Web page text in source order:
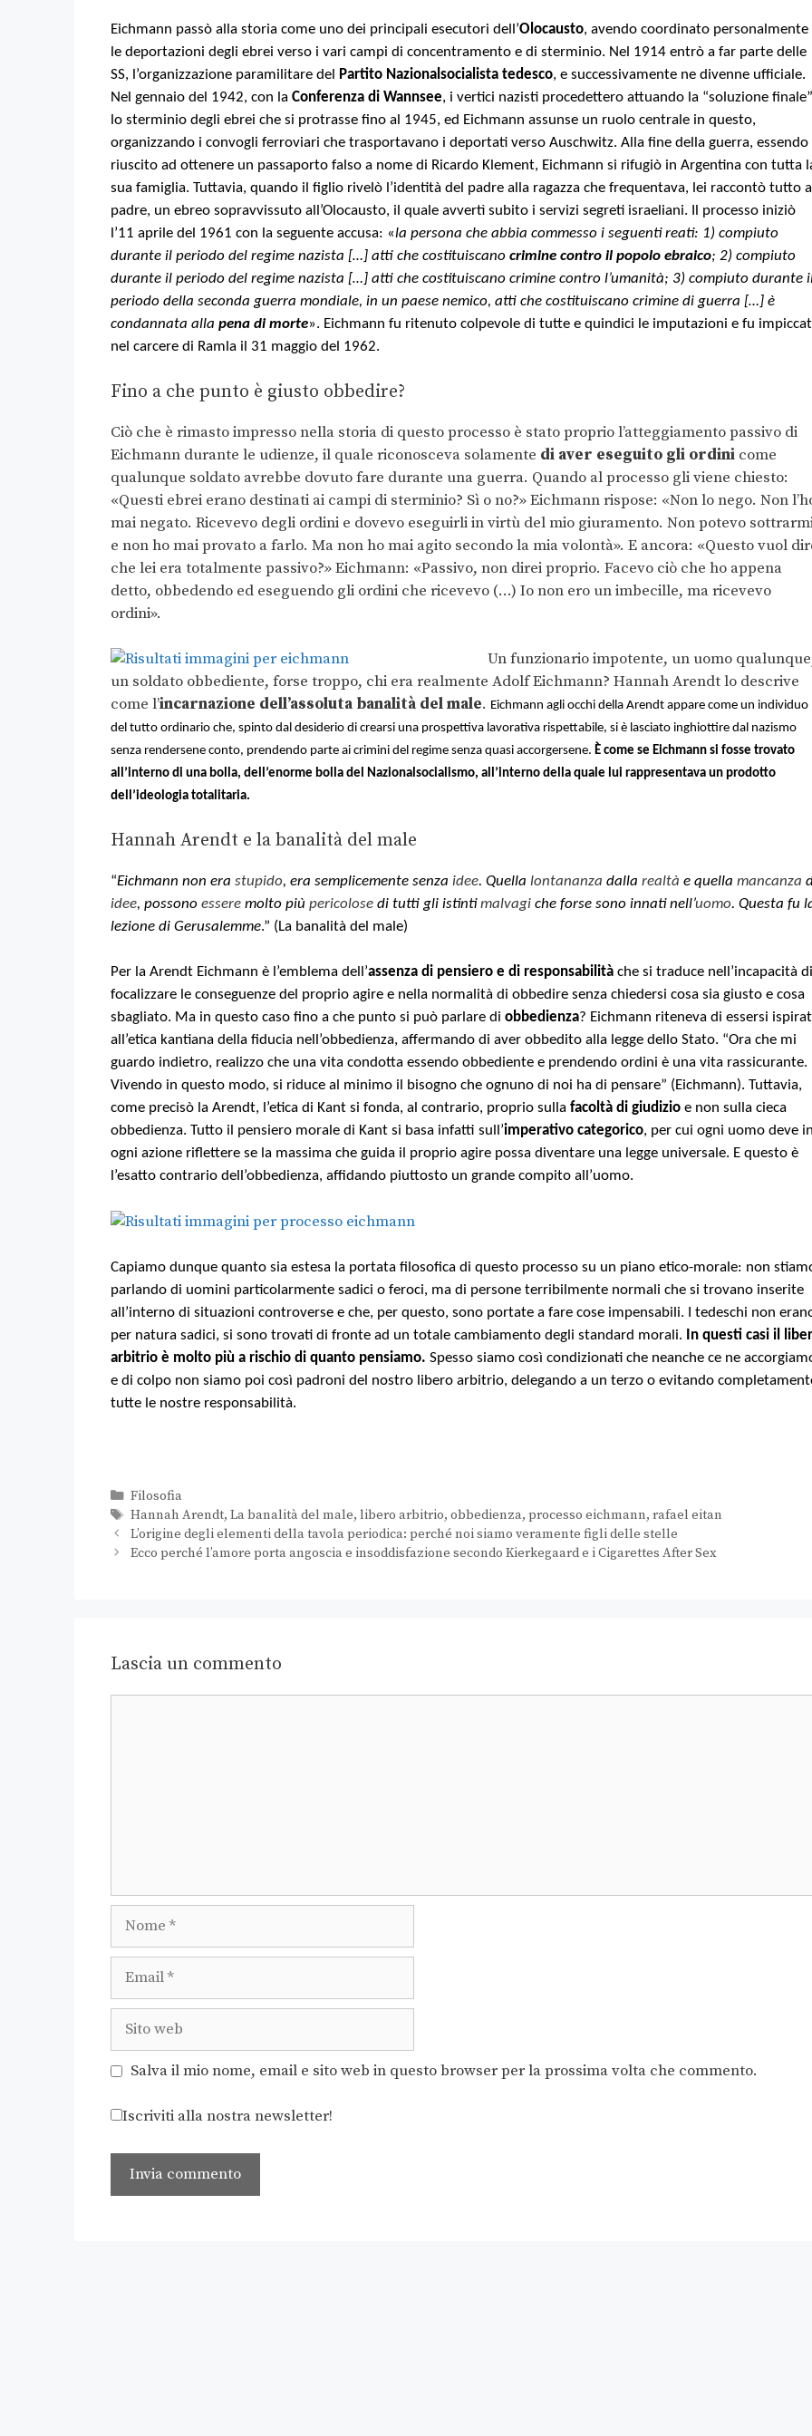
Eichmann passò alla storia come uno dei principali esecutori dell’Olocausto, avendo coordinato personalmente
le deportazioni degli ebrei verso i vari campi di concentramento e di sterminio. Nel 1914 entrò a far parte delle
SS, l’organizzazione paramilitare del
Partito Nazionalsocialista tedesco, e successivamente ne divenne ufficiale.
Nel gennaio del 1942, con la Conferenza di Wannsee, i vertici nazisti procedettero attuando la “soluzione
lo sterminio degli ebrei che si protrasse fino al 1945, ed Eichmann assunse un ruolo centrale in questo,
organizzando i convogli ferroviari che trasportavano i deportati verso Auschwitz. Alla fine della guerra, essendo
riuscito ad ottenere un passaporto falso a nome di Ricardo Klement, Eichmann si rifugiò in Argentina con tutta
sua famiglia. Tuttavia, quando il figlio rivelò l’identità del padre alla ragazza che frequentava, lei raccontò tutto al
padre, un ebreo sopravvissuto all’Olocausto, il quale avvertì subito i servizi segreti israeliani. Il processo iniziò
l’11 aprile del 1961 con la seguente accusa: «la persona che abbia commesso i seguenti reati: 1) compiuto
durante il periodo del regime nazista […] atti che costituiscano crimine contro il popolo ebraico; 2) compiuto
durante il periodo del regime nazista […] atti che costituiscano crimine contro l’umanità; 3) compiuto durante
periodo della seconda guerra mondiale, in un paese nemico, atti che costituiscano crimine di guerra […] è
condannata alla pena di morte». Eichmann fu ritenuto colpevole di tutte e quindici le imputazioni e fu
nel carcere di Ramla il 31 maggio del 1962.
Fino a che punto è giusto obbedire?
Ciò che è rimasto impresso nella storia di questo processo è stato proprio l’atteggiamento passivo di
Eichmann durante le udienze, il quale riconosceva solamente di aver eseguito gli ordini come
qualunque soldato avrebbe dovuto fare durante una guerra. Quando al processo gli viene chiesto:
«Questi ebrei erano destinati ai campi di sterminio? Sì o no?» Eichmann rispose: «Non lo nego. Non
mai negato. Ricevevo degli ordini e dovevo eseguirli in virtù del mio giuramento. Non potevo
e non ho mai provato a farlo. Ma non ho mai agito secondo la mia volontà». E ancora: «Questo vuol
che lei era totalmente passivo?» Eichmann: «Passivo, non direi proprio. Facevo ciò che ho appena
detto, obbedendo ed eseguendo gli ordini che ricevevo (…) Io non ero un imbecille, ma ricevevo
ordini».
Un funzionario impotente, un uomo
un soldato obbediente, forse troppo, chi era realmente Adolf Eichmann? Hannah Arendt lo descrive
come l’incarnazione dell’assoluta banalità del male. Eichmann agli occhi della Arendt appare come un individuo
del tutto ordinario che, spinto dal desiderio di crearsi una prospettiva lavorativa rispettabile, si è lasciato inghiottire dal nazismo
senza rendersene conto, prendendo parte ai crimini del regime senza quasi accorgersene. È come se Eichmann si fosse trovato
all’interno di una bolla, dell’enorme bolla del Nazionalsocialismo, all’interno della quale lui rappresentava un prodotto
dell’ideologia totalitaria.
Hannah Arendt e la banalità del male
“Eichmann non era stupido, era semplicemente senza idee. Quella lontananza dalla realtà e quella mancanza
idee, possono essere molto più pericolose di tutti gli istintimalvagi che forse sono innati nell’uomo. Questa fu
lezione di Gerusalemme.” (La banalità del male)
Per la Arendt Eichmann è l’emblema dell’assenza di pensiero e di responsabilità che si traduce nell’incapacità di
focalizzare le conseguenze del proprio agire e nella normalità di obbedire senza chiedersi cosa sia giusto e cosa
sbagliato. Ma in questo caso fino a che punto si può parlare di obbedienza? Eichmann riteneva di essersi
all’etica kantiana della fiducia nell’obbedienza, affermando di aver obbedito alla legge dello Stato. “Ora che mi
guardo indietro, realizzo che una vita condotta essendo obbediente e prendendo ordini è una vita rassicurante.
Vivendo in questo modo, si riduce al minimo il bisogno che ognuno di noi ha di pensare” (Eichmann). Tuttavia,
come precisò la Arendt, l’etica di Kant si fonda, al contrario, proprio sulla facoltà di giudizio e non sulla cieca
obbedienza. Tutto il pensiero morale di Kant si basa infatti sull’imperativo categorico, per cui ogni uomo deve in
ogni azione riflettere se la massima che guida il proprio agire possa diventare una legge universale. E questo è
l’esatto contrario dell’obbedienza, affidando piuttosto un grande compito all’uomo.
Capiamo dunque quanto sia estesa la portata filosofica di questo processo su un piano etico-morale: non
parlando di uomini particolarmente sadici o feroci, ma di persone terribilmente normali che si trovano inserite
all’interno di situazioni controverse e che, per questo, sono portate a fare cose impensabili. I tedeschi non
per natura sadici, si sono trovati di fronte ad un totale cambiamento degli standard morali.
In questi casi il
arbitrio è molto più a rischio di quanto pensiamo. Spesso siamo così condizionati che neanche ce ne
e di colpo non siamo poi così padroni del nostro libero arbitrio, delegando a un terzo o evitando
tutte le nostre responsabilità.
Filosofia
Hannah Arendt, La banalità del male, libero arbitrio, obbedienza, processo eichmann, rafael eitan
L’origine degli elementi della tavola periodica: perché noi siamo veramente figli delle stelle
Ecco perché l’amore porta angoscia e insoddisfazione secondo Kierkegaard e i Cigarettes After Sex
Lascia un commento
Salva il mio nome, email e sito web in questo browser per la prossima volta che commento.
Iscriviti alla nostra newsletter!